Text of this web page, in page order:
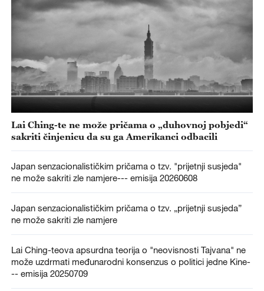
Lai Ching-te ne može pričama o „duhovnoj pobjedi“
sakriti činjenicu da su ga Amerikanci odbacili
Japan senzacionalističkim pričama o tzv. "prijetnji susjeda"
ne može sakriti zle namjere--- emisija 20260608
Japan senzacionalističkim pričama o tzv. „prijetnji susjeda”
ne može sakriti zle namjere
Lai Ching-teova apsurdna teorija o "neovisnosti Tajvana" ne
može uzdrmati međunarodni konsenzus o politici jedne Kine-
-- emisija 20250709